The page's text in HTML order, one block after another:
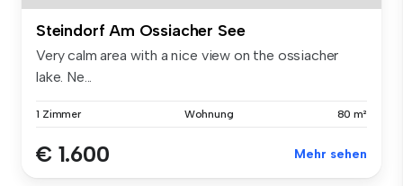
Steindorf Am Ossiacher See
Very calm area with a nice view on the ossiacher
lake. Ne...
1 Zimmer Wohnung 80 m²
€ 1.600 Mehr sehen